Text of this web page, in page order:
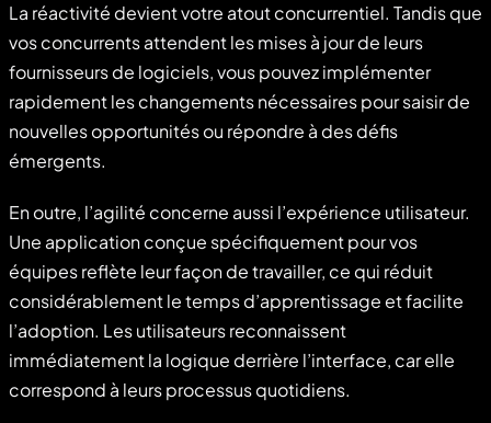
La réactivité devient votre atout concurrentiel. Tandis que
vos concurrents attendent les mises à jour de leurs
fournisseurs de logiciels, vous pouvez implémenter
rapidement les changements nécessaires pour saisir de
nouvelles opportunités ou répondre à des défis
émergents.
En outre, l’agilité concerne aussi l’expérience utilisateur.
Une application conçue spécifiquement pour vos
équipes reflète leur façon de travailler, ce qui réduit
considérablement le temps d’apprentissage et facilite
l’adoption. Les utilisateurs reconnaissent
immédiatement la logique derrière l’interface, car elle
correspond à leurs processus quotidiens.